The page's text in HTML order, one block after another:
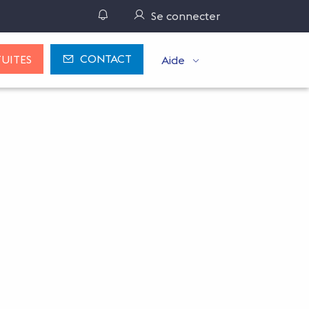
Gérer ses notifications
Se connecter
CONTACT Aide